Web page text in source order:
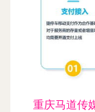
重庆马道传